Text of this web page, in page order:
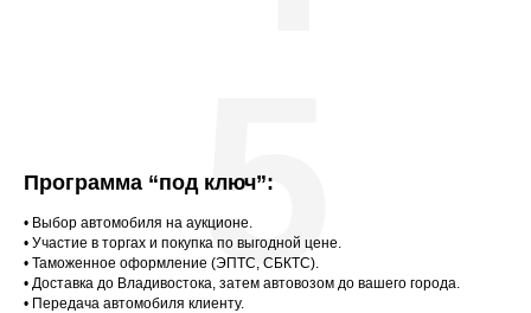
Программа “под ключ”:
• Выбор автомобиля на аукционе.
• Участие в торгах и покупка по выгодной цене.
• Таможенное оформление (ЭПТС, СБКТС).
• Доставка до Владивостока, затем автовозом до вашего города.
• Передача автомобиля клиенту.5